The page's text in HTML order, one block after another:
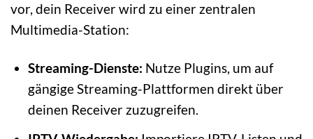
vor, dein Receiver wird zu einer zentralen
Multimedia-Station:
Streaming-Dienste: Nutze Plugins, um auf
gängige Streaming-Plattformen direkt über
deinen Receiver zuzugreifen.